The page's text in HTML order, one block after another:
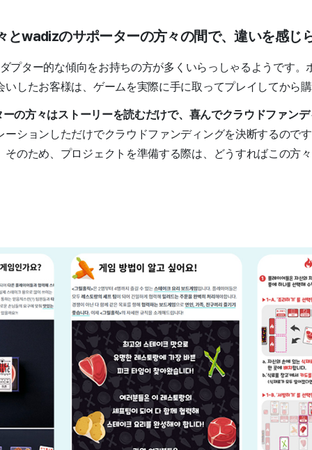
とwadizのサポーターの方々の間で、違いを感じ
プター的な傾向をお持ちの方が多くいらっしゃるようです。
いしたお客様は、ゲームを実際に手に取ってプレイしてから
の方々はストーリーを読むだけで、喜んでクラウドファン
ーションしただけでクラウドファンディングを決断するので
そのため、プロジェクトを準備する際は、どうすればこの方